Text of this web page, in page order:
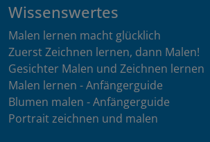
Wissenswertes
Malen lernen macht glücklich
Zuerst Zeichnen lernen, dann Malen!
Gesichter Malen und Zeichnen lernen
Malen lernen - Anfängerguide
Blumen malen - Anfängerguide
Portrait zeichnen und malen